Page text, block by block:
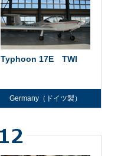
Typhoon 17E TWI
Germany（ドイツ製）